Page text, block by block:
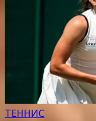
ТЕННИС